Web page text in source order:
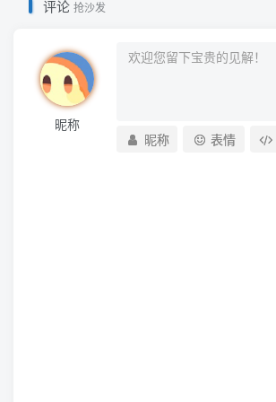
评论 抢沙发
昵称
昵称
表情